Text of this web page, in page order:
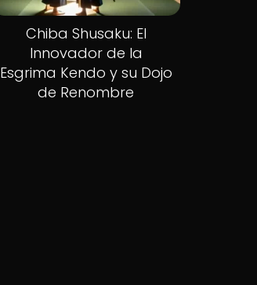
Chiba Shusaku: El
Innovador de la
Esgrima Kendo y su Dojo
de Renombre